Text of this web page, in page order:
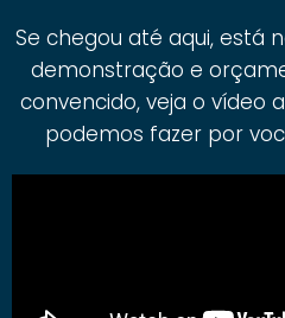
Se chegou até aqui, está
demonstração e
convencido, veja o vídeo
podemos fazer por